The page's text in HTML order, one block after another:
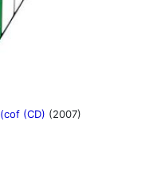
(CD) (2007)